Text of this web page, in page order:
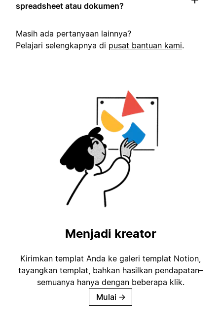
spreadsheet atau dokumen?
Masih ada pertanyaan lainnya?
Pelajari selengkapnya di pusat bantuan kami.
Menjadi kreator
Kirimkan templat Anda ke galeri templat Notion,
tayangkan templat, bahkan hasilkan pendapatan–
semuanya hanya dengan beberapa klik.
Mulai →